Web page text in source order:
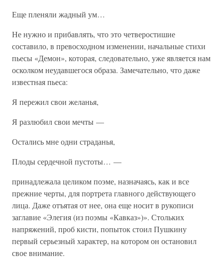
Еще пленяли жадный ум…
Не нужно и прибавлять, что это четверостишие
составило, в превосходном изменении, начальные стихи
пьесы «Демон», которая, следовательно, уже является нам
осколком неудавшегося образа. Замечательно, что даже
известная пьеса:
Я пережил свои желанья,
Я разлюбил свои мечты —
Остались мне одни страданья,
Плоды сердечной пустоты… —
принадлежала целиком поэме, назначаясь, как и все
прежние черты, для портрета главного действующего
лица. Даже отъятая от нее, она еще носит в рукописи
заглавие «Элегия (из поэмы «Кавказ»)». Стольких
напряжений, проб кисти, попыток стоил Пушкину
первый серьезный характер, на котором он остановил
свое внимание.